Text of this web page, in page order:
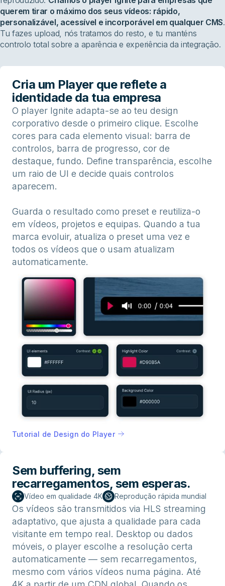
querem tirar o máximo dos seus vídeos: rápido,
personalizável, acessível e incorporável em qualquer CMS.
Tu fazes upload, nós tratamos do resto, e tu manténs
controlo total sobre a aparência e experiência da integração.
Cria um Player que reflete a
identidade da tua empresa
O player Ignite adapta-se ao teu design
corporativo desde o primeiro clique. Escolhe
cores para cada elemento visual: barra de
controlos, barra de progresso, cor de
destaque, fundo. Define transparência, escolhe
um raio de UI e decide quais controlos
aparecem.
Guarda o resultado como preset e reutiliza-o
em vídeos, projetos e equipas. Quando a tua
marca evoluir, atualiza o preset uma vez e
todos os vídeos que o usam atualizam
automaticamente.
Tutorial de Design do Player
Sem buffering, sem
recarregamentos, sem esperas.
Vídeo em qualidade 4K Reprodução rápida mundial
Os vídeos são transmitidos via HLS streaming
adaptativo, que ajusta a qualidade para cada
visitante em tempo real. Desktop ou dados
móveis, o player escolhe a resolução certa
automaticamente — sem recarregamentos,
mesmo com vários vídeos numa página. Até